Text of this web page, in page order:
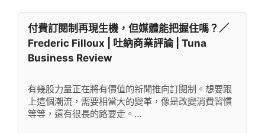
付費訂閱制再現生機，但媒體能把握住嗎？／
Frederic Filloux | 吐納商業評論 | Tuna
Business Review
有幾股力量正在將有價值的新聞推向訂閱制。想要跟
上這個潮流，需要相當大的變革，像是改變消費習慣
等等，還有很長的路要走。…